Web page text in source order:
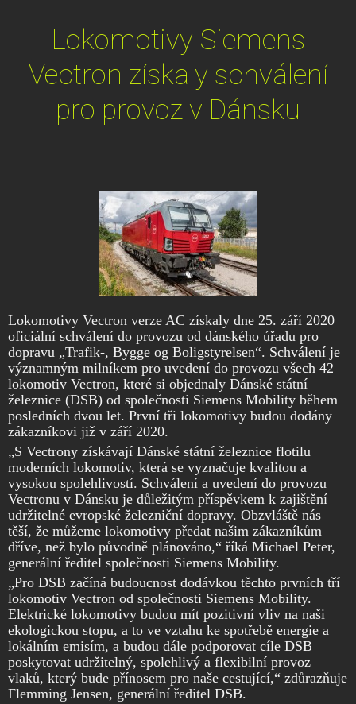
Lokomotivy Siemens
Vectron získaly schválení
pro provoz v Dánsku
Lokomotivy Vectron verze AC získaly dne 25. září 2020
oficiální schválení do provozu od dánského úřadu pro
dopravu „Trafik-, Bygge og Boligstyrelsen“. Schválení je
významným milníkem pro uvedení do provozu všech 42
lokomotiv Vectron, které si objednaly Dánské státní
železnice (DSB) od společnosti Siemens Mobility během
posledních dvou let. První tři lokomotivy budou dodány
zákazníkovi již v září 2020.
„S Vectrony získávají Dánské státní železnice flotilu
moderních lokomotiv, která se vyznačuje kvalitou a
vysokou spolehlivostí. Schválení a uvedení do provozu
Vectronu v Dánsku je důležitým příspěvkem k zajištění
udržitelné evropské železniční dopravy. Obzvláště nás
těší, že můžeme lokomotivy předat našim zákazníkům
dříve, než bylo původně plánováno,“ říká Michael Peter,
generální ředitel společnosti Siemens Mobility.
„Pro DSB začíná budoucnost dodávkou těchto prvních tří
lokomotiv Vectron od společnosti Siemens Mobility.
Elektrické lokomotivy budou mít pozitivní vliv na naši
ekologickou stopu, a to ve vztahu ke spotřebě energie a
lokálním emisím, a budou dále podporovat cíle DSB
poskytovat udržitelný, spolehlivý a flexibilní provoz
vlaků, který bude přínosem pro naše cestující,“ zdůrazňuje
Flemming Jensen, generální ředitel DSB.